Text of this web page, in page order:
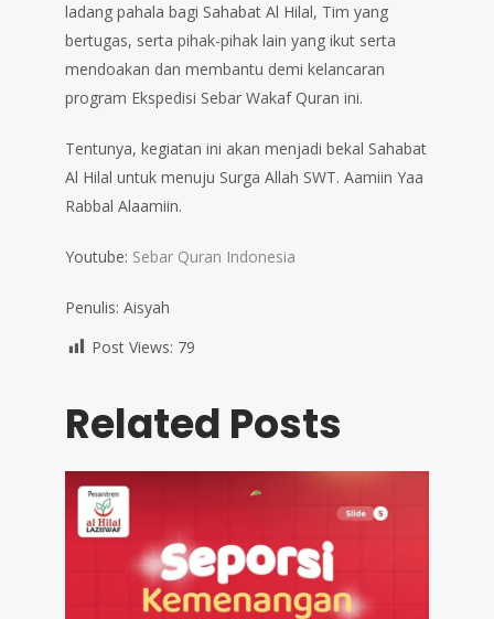
ladang pahala bagi Sahabat Al Hilal, Tim yang
bertugas, serta pihak-pihak lain yang ikut serta
mendoakan dan membantu demi kelancaran
program Ekspedisi Sebar Wakaf Quran ini.
Tentunya, kegiatan ini akan menjadi bekal Sahabat
Al Hilal untuk menuju Surga Allah SWT. Aamiin Yaa
Rabbal Alaamiin.
Youtube: Sebar Quran Indonesia
Penulis: Aisyah
Post Views: 79
Related Posts